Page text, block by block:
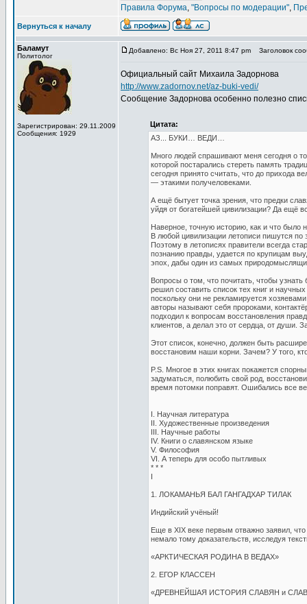
Правила Форума, "Вопросы по модерации",
Вернуться к началу
Баламут
Политолог
Зарегистрирован: 29.11.2009
Сообщения: 1929
Добавлено: Вс Ноя 27, 2011 8:47 pm Заголовок
Официальный сайт Михаила Задорнова
http://www.zadornov.net/az-buki-vedi/
Сообщение Задорнова особенно полезно
Цитата:
АЗ... БУКИ… ВЕДИ…
Много людей спрашивают меня сегодня о
которой постарались стереть память
сегодня принято считать, что до прихода
— этакими получеловеками.
А ещё бытует точка зрения, что предки
уйдя от богатейшей цивилизации? Да ещё
Наверное, точную историю, как и что было
В любой цивилизации летописи пишутся по
Поэтому в летописях правители всегда
познанию правды, удается по крупицам
эпох, дабы один из самых
Вопросы о том, что почитать, чтобы
решил составить список тех книг и
поскольку они не рекламируется
авторы называют себя пророками,
подходил к вопросам восстановления
клиентов, а делал это от сердца, от души.
Этот список, конечно, должен быть
восстановим наши корни. Зачем? У того,
P.S. Многое в этих книгах покажется
задуматься, полюбить свой род,
время потомки поправят. Ошибались все
I. Научная литература
II. Художественные произведения
III. Научные работы
IV. Книги о славянском языке
V. Философия
VI. А теперь для особо пытливых
* * *
I
1. ЛОКАМАНЬЯ БАЛ ГАНГАДХАР ТИЛАК
Индийский учёный!
Еще в XIX веке первым отважно заявил,
немало тому доказательств, исследуя
«АРКТИЧЕСКАЯ РОДИНА В ВЕДАХ»
2. ЕГОР КЛАССЕН
«ДРЕВНЕЙШАЯ ИСТОРИЯ СЛАВЯН и